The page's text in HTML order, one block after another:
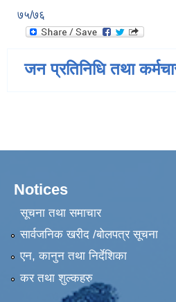
७५/७६
जन प्रतिनिधि तथा
Notices
सूचना तथा समाचार
सार्वजनिक खरीद /बोलपत्र सूचना
एन, कानुन तथा निर्देशिका
कर तथा शुल्कहरु